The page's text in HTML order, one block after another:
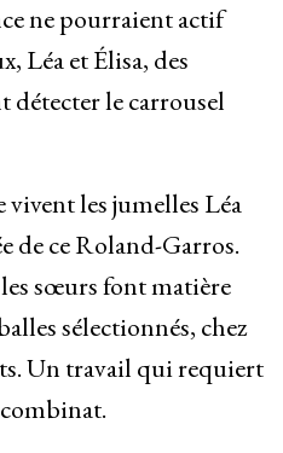
ne pourraient actif
Léa et Élisa, des
détecter le carrousel
vivent les jumelles Léa
de ce Roland-Garros.
sœurs font matière
sélectionnés, chez
Un travail qui requiert